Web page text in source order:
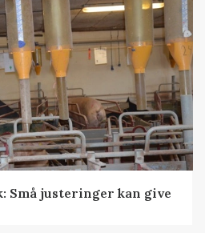
Små justeringer kan give